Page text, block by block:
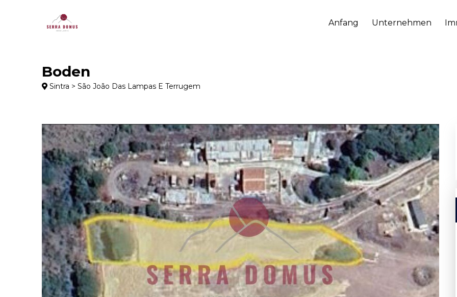
Anfang Unternehmen
Boden
Sintra > São João Das Lampas E Terrugem